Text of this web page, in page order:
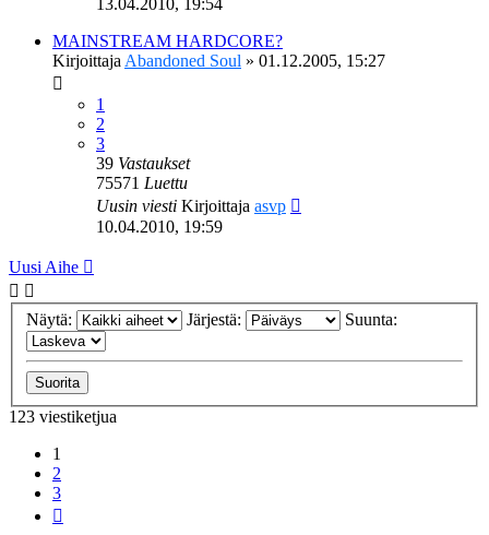
MAINSTREAM HARDCORE?
Kirjoittaja Abandoned Soul » 01.12.2005, 15:27
1
2
3
39 Vastaukset
75571 Luettu
Uusin viesti Kirjoittaja asvp
10.04.2010, 19:59
Uusi Aihe
Näytä: Järjestä: Suunta:
123 viestiketjua
1
2
3